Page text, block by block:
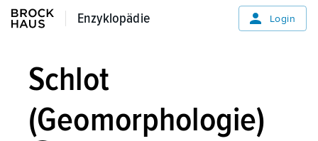
Enzyklopädie
Enzyklopädie Login
Schlot
(Geomorphologie)